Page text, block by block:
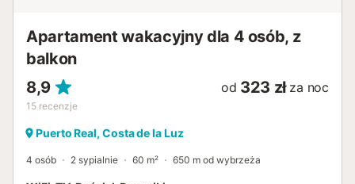
Apartament wakacyjny dla 4 osób, z
balkon
8,9
15 recenzje
od 323 zł za noc
Puerto Real, Costa de la Luz
4 osób 2 sypialnie 60 m² 650 m od wybrzeża